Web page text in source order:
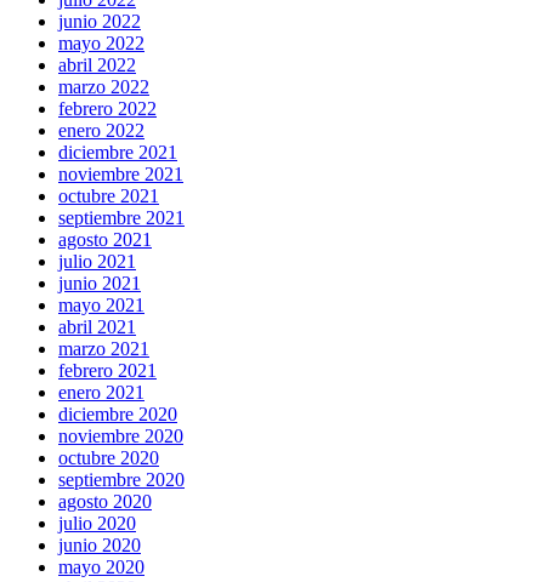
junio 2022
mayo 2022
abril 2022
marzo 2022
febrero 2022
enero 2022
diciembre 2021
noviembre 2021
octubre 2021
septiembre 2021
agosto 2021
julio 2021
junio 2021
mayo 2021
abril 2021
marzo 2021
febrero 2021
enero 2021
diciembre 2020
noviembre 2020
octubre 2020
septiembre 2020
agosto 2020
julio 2020
junio 2020
mayo 2020